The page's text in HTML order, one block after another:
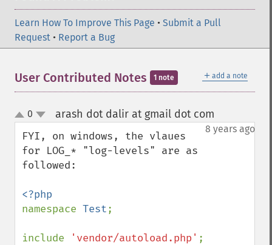
Learn How To Improve This Page • Submit a Pull
Request • Report a Bug
＋ add a note
User Contributed Notes 1 note
up
down
0 arash dot dalir at gmail dot com
8 years ago
FYI, on windows, the vlaues
for LOG_* "log-levels" are as
followed:
namespace Test;
include 'vendor/autoload.php' ;